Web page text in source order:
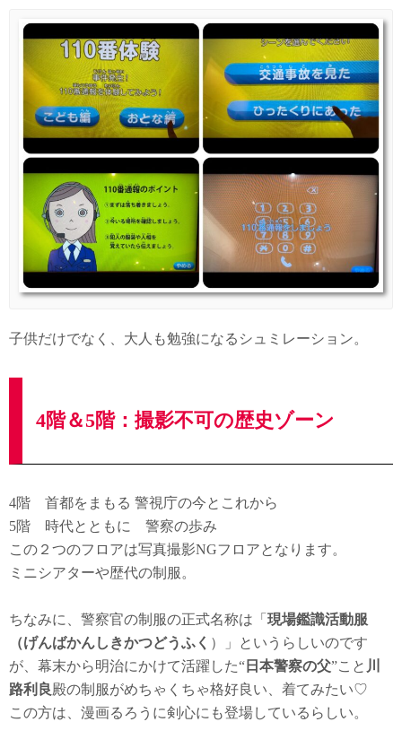
子供だけでなく、大人も勉強になるシュミレーション。
4階＆5階：撮影不可の歴史ゾーン
4階 首都をまもる 警視庁の今とこれから
5階 時代とともに 警察の歩み
この２つのフロアは写真撮影NGフロアとなります。
ミニシアターや歴代の制服。
ちなみに、警察官の制服の正式名称は「 現場鑑識活動服
（げんばかんしきかつどうふく ）」というらしいのです
が、幕末から明治にかけて活躍した“ 日本警察の父”こと 川
路利良殿の制服がめちゃくちゃ格好良い、着てみたい♡
この方は、漫画るろうに剣心にも登場しているらしい。